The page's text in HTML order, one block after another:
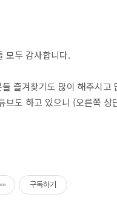
모두 감사합니다.
즐겨찾기도 많이 해주시고
브도 하고 있으니 (오른쪽 상
구독하기